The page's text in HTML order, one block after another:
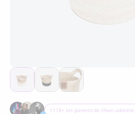
Collier pour chien Ray,
rouge
85.00CHF
1118+ les parents de chien
Merci de vous être inscrit à
ENVOYER